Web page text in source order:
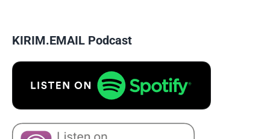
KIRIM.EMAIL Podcast